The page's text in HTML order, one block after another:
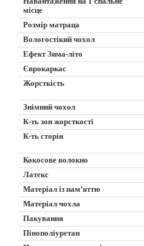
місце
Розмір матраца
Вологостікий чохол
Ефект Зима-літо
Єврокаркас
Жорсткість
Знімний чохол
К-ть зон жорсткості
К-ть сторін
Кокосове волокно
Латекс
Матеріал із пам’яттю
Матеріал чохла
Пакування
Пінополіуретан